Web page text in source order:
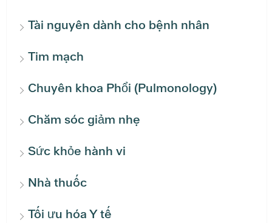
Tài nguyên dành cho bệnh nhân
Tim mạch
Chuyên khoa Phổi (Pulmonology)
Chăm sóc giảm nhẹ
Sức khỏe hành vi
Nhà thuốc
Tối ưu hóa Y tế